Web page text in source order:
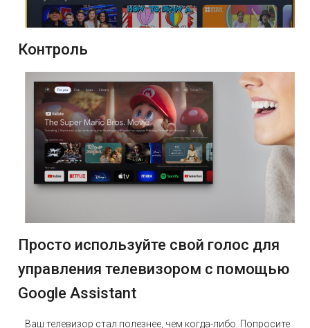
Контроль
Просто используйте свой голос для
управления телевизором с помощью
Google Assistant
Ваш телевизор стал полезнее, чем когда-либо. Попросите